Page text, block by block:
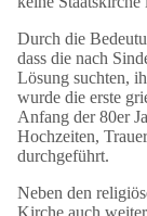
Durch die
dass die nach
Lösung suchten,
wurde die erste
Anfang der 80er
Hochzeiten,
durchgeführt.
Neben den
Kirche auch